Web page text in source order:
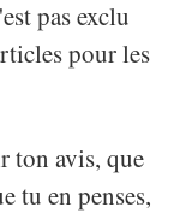
pas exclu
pour les
ton avis, que
tu en penses,